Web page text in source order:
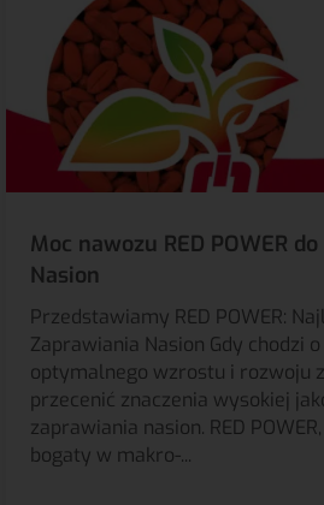
Moc nawozu RED POWER
Nasion
Przedstawiamy RED POWER:
Zaprawiania Nasion Gdy chodzi
optymalnego wzrostu i rozwoju
przecenić znaczenia wysokiej
zaprawiania nasion. RED
bogaty w makro-...